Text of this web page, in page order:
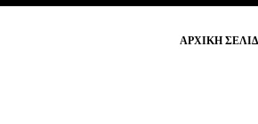
ΑΡΧΙΚΉ